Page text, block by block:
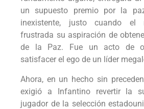
un supuesto premio por la
inexistente, justo cuando el
frustrada su aspiración de
de la Paz. Fue un acto de
satisfacer el ego de un líder
Ahora, en un hecho sin
exigió a Infantino revertir la
jugador de la selección